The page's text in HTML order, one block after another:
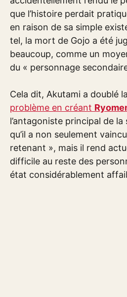
que l’histoire perdait
en raison de sa simple
tel, la mort de Gojo a été
beaucoup, comme un
du « personnage
Cela dit, Akutami a doublé
problème en créant
l’antagoniste principal de la
qu’il a non seulement
retenant », mais il rend
difficile au reste des
état considérablement